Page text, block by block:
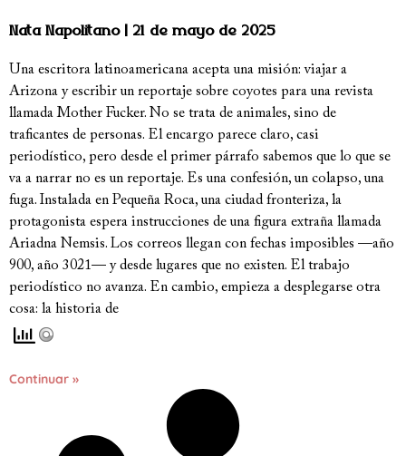
Nata Napolitano 21 de mayo de 2025
Una escritora latinoamericana acepta una misión: viajar a
Arizona y escribir un reportaje sobre coyotes para una revista
llamada Mother Fucker. No se trata de animales, sino de
traficantes de personas. El encargo parece claro, casi
periodístico, pero desde el primer párrafo sabemos que lo que se
va a narrar no es un reportaje. Es una confesión, un colapso, una
fuga. Instalada en Pequeña Roca, una ciudad fronteriza, la
protagonista espera instrucciones de una figura extraña llamada
Ariadna Nemsis. Los correos llegan con fechas imposibles —año
900, año 3021— y desde lugares que no existen. El trabajo
periodístico no avanza. En cambio, empieza a desplegarse otra
cosa: la historia de
Continuar »